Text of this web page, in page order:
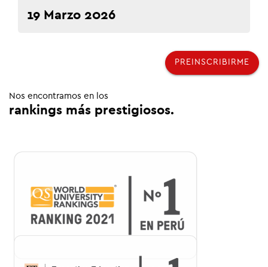
19 Marzo 2026
PREINSCRIBIRME
Nos encontramos en los
rankings más prestigiosos.